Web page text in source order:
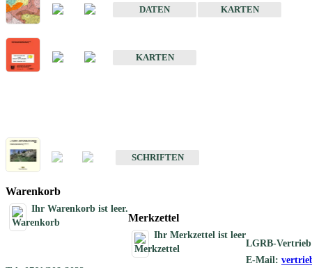
DATEN
KARTEN
KARTEN
SCHRIFTEN
Warenkorb
Ihr Warenkorb ist leer.
Merkzettel
Ihr Merkzettel ist leer
LGRB-Vertrieb
E-Mail: